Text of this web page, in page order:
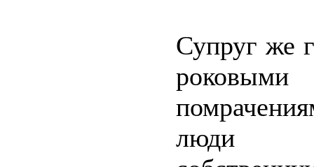
Супруг же
люди